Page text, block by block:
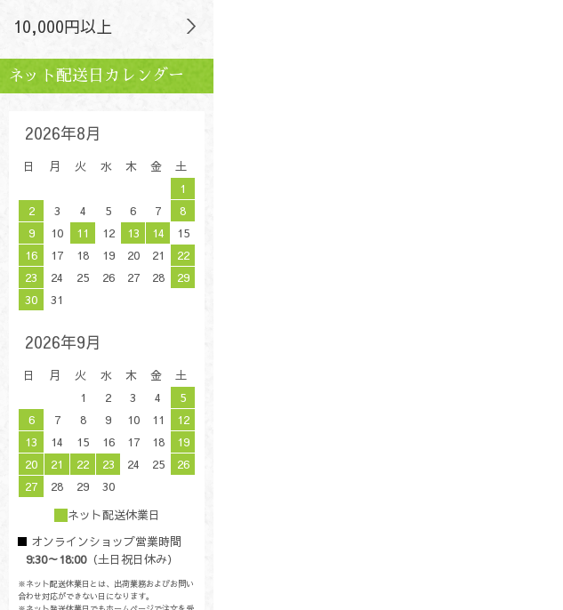
10,000円以上
ネット配送日カレンダー
2026年8月
日 月 火 水 木 金
土
1
2
3 4 5 6 7
8
9
10 11 12 13 14
15
16
17 18 19 20 21
22
23
24 25 26 27 28
29
30
31
2026年9月
日 月 火 水 木 金
土
1
2 3 4
5
6
7 8 9 10 11
12
13
14 15 16 17 18
19
20
21 22 23 24 25
26
27
28 29
30
ネット配送休業日
オンラインショップ営業時間
9:30～18:00（土日祝日休み）
※ネット配送休業日とは、出荷業務およびお問い
合わせ対応ができない日になります。
※ネット発送休業日でもホームページで注文を受